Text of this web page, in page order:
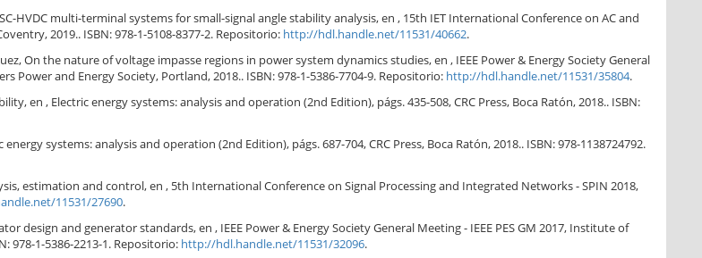
HVDC multi-terminal systems for small-signal angle stability analysis, en , 15th IET International Conference on AC and
2019.. ISBN: 978-1-5108-8377-2. Repositorio: http://hdl.handle.net/11531/40662.
On the nature of voltage impasse regions in power system dynamics studies, en , IEEE Power & Energy Society General
Power and Energy Society, Portland, 2018.. ISBN: 978-1-5386-7704-9. Repositorio: http://hdl.handle.net/11531/35804.
en , Electric energy systems: analysis and operation (2nd Edition), págs. 435-508, CRC Press, Boca Ratón, 2018.. ISBN:
systems: analysis and operation (2nd Edition), págs. 687-704, CRC Press, Boca Ratón, 2018.. ISBN: 978-1138724792.
estimation and control, en , 5th International Conference on Signal Processing and Integrated Networks - SPIN 2018,
11531/27690.
design and generator standards, en , IEEE Power & Energy Society General Meeting - IEEE PES GM 2017, Institute of
978-1-5386-2213-1. Repositorio: http://hdl.handle.net/11531/32096.